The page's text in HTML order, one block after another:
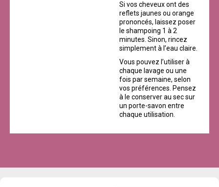
Si vos cheveux ont des
reflets jaunes ou orange
prononcés, laissez poser
le shampoing 1 à 2
minutes. Sinon, rincez
simplement à l’eau claire.
Vous pouvez l’utiliser à
chaque lavage ou une
fois par semaine, selon
vos préférences. Pensez
à le conserver au sec sur
un porte-savon entre
chaque utilisation.